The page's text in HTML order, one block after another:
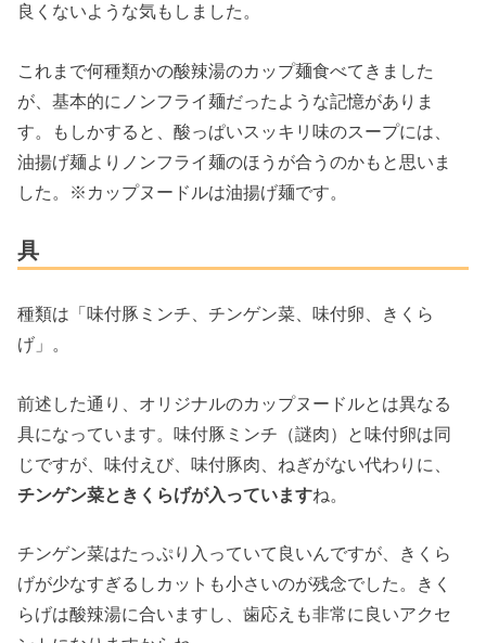
良くないような気もしました。
これまで何種類かの酸辣湯のカップ麺食べてきました
が、基本的にノンフライ麺だったような記憶がありま
す。もしかすると、酸っぱいスッキリ味のスープには、
油揚げ麺よりノンフライ麺のほうが合うのかもと思いま
した。※カップヌードルは油揚げ麺です。
具
種類は「味付豚ミンチ、チンゲン菜、味付卵、きくら
げ」。
前述した通り、オリジナルのカップヌードルとは異なる
具になっています。味付豚ミンチ（謎肉）と味付卵は同
じですが、味付えび、味付豚肉、ねぎがない代わりに、
チンゲン菜ときくらげが入っていますね。
チンゲン菜はたっぷり入っていて良いんですが、きくら
げが少なすぎるしカットも小さいのが残念でした。きく
らげは酸辣湯に合いますし、歯応えも非常に良いアクセ